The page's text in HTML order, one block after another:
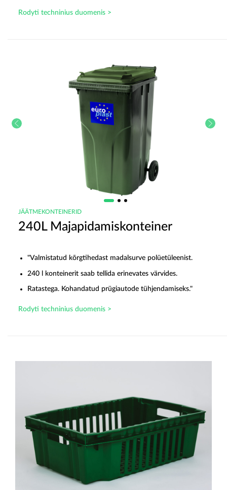
Rodyti techninius duomenis >
JÄÄTMEKONTEINERID
240L Majapidamiskonteiner
"Valmistatud kõrgtihedast madalsurve polüetüleenist.
240 l konteinerit saab tellida erinevates värvides.
Ratastega. Kohandatud prügiautode tühjendamiseks."
Rodyti techninius duomenis >